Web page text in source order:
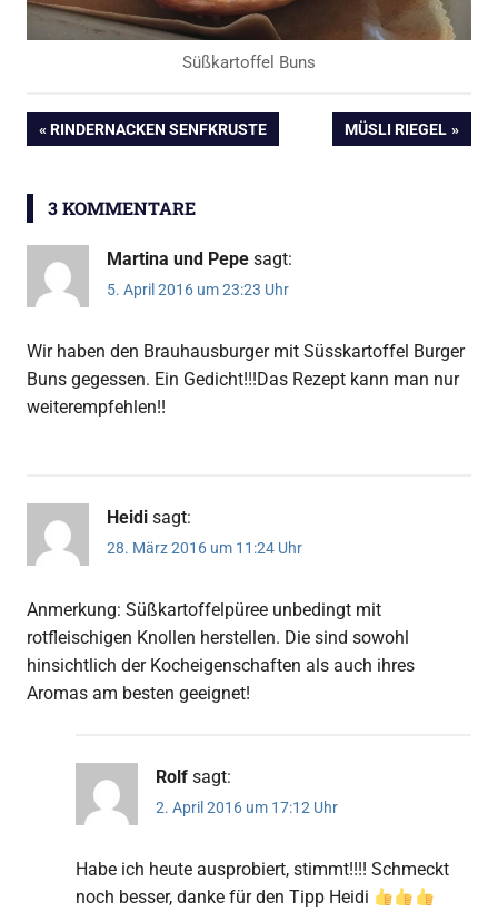
Süßkartoffel Buns
Beitragsnavigation
VORHERIGER
RINDERNACKEN SENFKRUSTE
NÄCHSTER
MÜSLI RIEGEL
3 KOMMENTARE
Martina und Pepe sagt:
5. April 2016 um 23:23 Uhr
Wir haben den Brauhausburger mit Süsskartoffel Burger
Buns gegessen. Ein Gedicht!!!Das Rezept kann man nur
weiterempfehlen!!
Heidi sagt:
28. März 2016 um 11:24 Uhr
Anmerkung: Süßkartoffelpüree unbedingt mit
rotfleischigen Knollen herstellen. Die sind sowohl
hinsichtlich der Kocheigenschaften als auch ihres
Aromas am besten geeignet!
Rolf sagt:
2. April 2016 um 17:12 Uhr
Habe ich heute ausprobiert, stimmt!!!! Schmeckt
noch besser, danke für den Tipp Heidi